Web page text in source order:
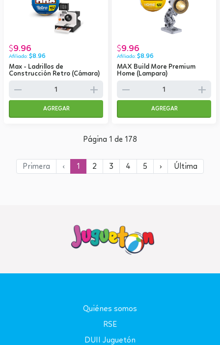
Max - Ladrillos de
Construcción Retro (Cámara)
$9.96
$8.96
remove add
AGREGAR
MAX Build More Premium
Home (Lampara)
$9.96
$8.96
remove add
AGREGAR
Página 1 de 178
Primera ‹ 1 2 3 4 5 › Última
Quiénes somos
RSE
DUII Juguetón